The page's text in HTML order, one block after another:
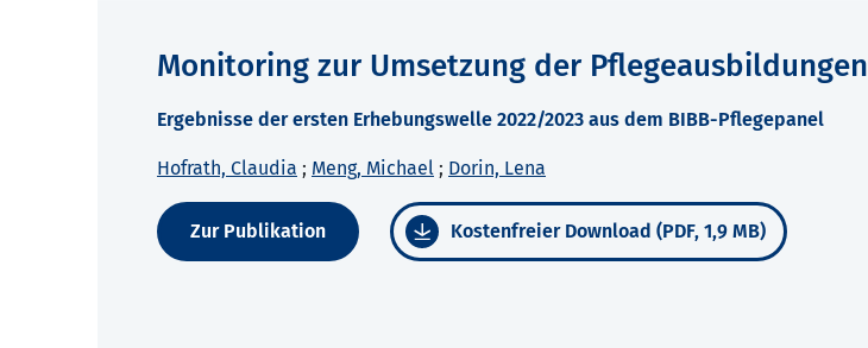
Monitoring zur Umsetzung der Pflegeausbildungen
Ergebnisse der ersten Erhebungswelle 2022/2023 aus dem BIBB-Pflegepanel
Hofrath, Claudia ; Meng, Michael ; Dorin, Lena
Zur Publikation Kostenfreier Download (PDF, 1,9 MB)